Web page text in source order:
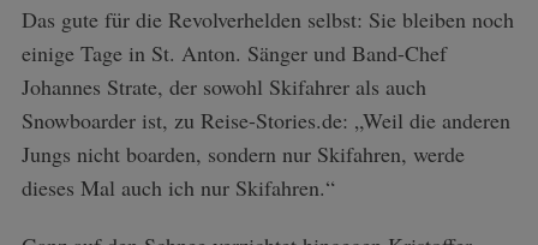
Das gute für die Revolverhelden selbst: Sie bleiben noch
einige Tage in St. Anton. Sänger und Band-Chef
Johannes Strate, der sowohl Skifahrer als auch
Snowboarder ist, zu Reise-Stories.de: „Weil die anderen
Jungs nicht boarden, sondern nur Skifahren, werde
dieses Mal auch ich nur Skifahren.“